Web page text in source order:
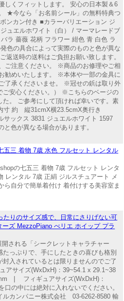
しくフィットします。 安心の日本製＆6
★今なら「お名前シール」の無料特典つ
ンカン付き ■カラーバリエーション ジ
ュエルホワイト（白） / マーマレードブ
ラ 薔薇 花柄 フラワー 紺色 青 白色 ラ
色の具合によって実際のものと色が異な
返送時の送料はご負担お願い致します。
ご注意ください。 ※商品のお修理やご相
勧めいたします。 ※本体や一部の金具に
了承くださいませ。 ※冠せの鋲は取り外
ご安心ください。） ※こちらのベージの
。 ご参考にして頂ければ幸いです。素
寸 約 縦31cmX横23.5cmX奥行き
サックス 3831 ジュエルホワイト 1597
色が異なる場合があります。
五三 着物 7歳 水色 フルセット レンタル
の七五三 着物 7歳 フルセット レンタ
レンタル 7歳 正絹 ジルスチュアート メ
自分で簡単着付け 着付けする美容室ま
りのサイズ感で、日常にさりげない可
ズ MezzoPiano べリエ ホイップ プラ
される「シークレットキャラチャー
っぷりで、手にしたときの喜びも格別
入されているとは限りませんのでご了
サイズ(WxDxH)：39~54.1 x 29.1~38
| フィギュアサイズ(WxDxH)：
の中には絶対に入れないでください。
ルカンパニー株式会社 03-6262-8580 輸